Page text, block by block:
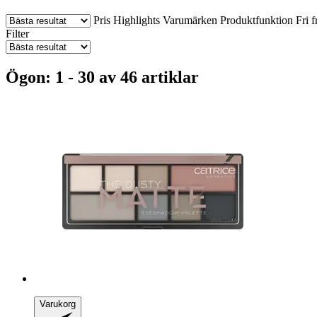
Pris Highlights Varumärken Produktfunktion Fri
Filter
Ögon: 1 - 30 av 46 artiklar
Varukorg